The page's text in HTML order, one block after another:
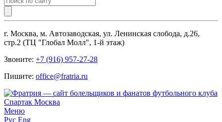
г. Москва, м. Автозаводская, ул. Ленинская слобода, д.26,
стр.2 (ТЦ "Глобал Молл", 1-й этаж)
Звоните: +7 (916) 957-27-28
Пишите: office@fratria.ru
Меню
Рус Eng